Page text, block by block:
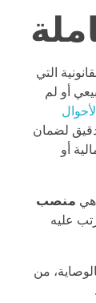
التي
أو لم
لضمان
أو
هي منصب
عليه
من